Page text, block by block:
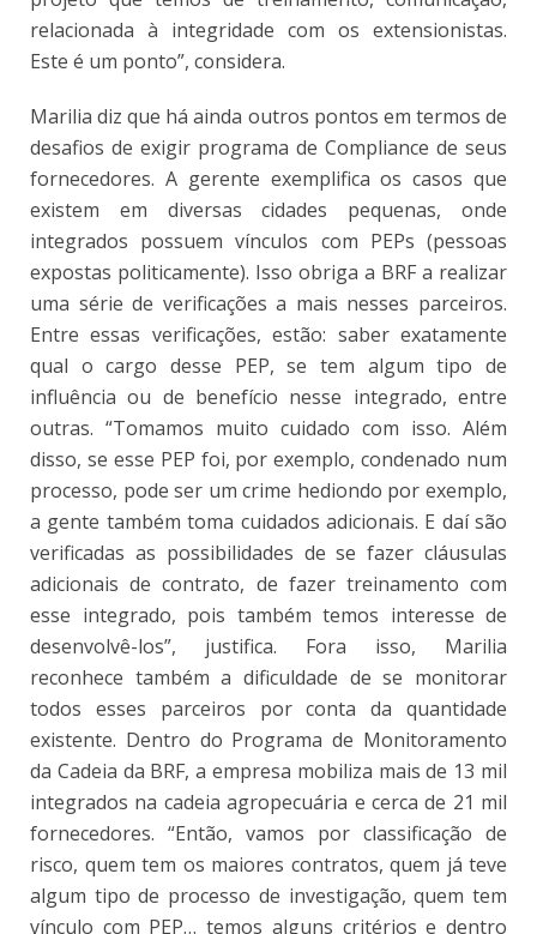
relacionada à integridade com os extensionistas.
Este é um ponto”, considera.
Marilia diz que há ainda outros pontos em termos de
desafios de exigir programa de Compliance de seus
fornecedores. A gerente exemplifica os casos que
existem em diversas cidades pequenas, onde
integrados possuem vínculos com PEPs (pessoas
expostas politicamente). Isso obriga a BRF a realizar
uma série de verificações a mais nesses parceiros.
Entre essas verificações, estão: saber exatamente
qual o cargo desse PEP, se tem algum tipo de
influência ou de benefício nesse integrado, entre
outras. “Tomamos muito cuidado com isso. Além
disso, se esse PEP foi, por exemplo, condenado num
processo, pode ser um crime hediondo por exemplo,
a gente também toma cuidados adicionais. E daí são
verificadas as possibilidades de se fazer cláusulas
adicionais de contrato, de fazer treinamento com
esse integrado, pois também temos interesse de
desenvolvê-los”, justifica. Fora isso, Marilia
reconhece também a dificuldade de se monitorar
todos esses parceiros por conta da quantidade
existente. Dentro do Programa de Monitoramento
da Cadeia da BRF, a empresa mobiliza mais de 13 mil
integrados na cadeia agropecuária e cerca de 21 mil
fornecedores. “Então, vamos por classificação de
risco, quem tem os maiores contratos, quem já teve
algum tipo de processo de investigação, quem tem
vínculo com PEP… temos alguns critérios e dentro